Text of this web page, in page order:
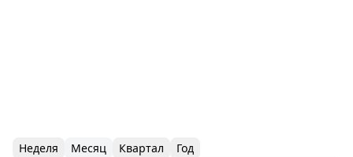
Неделя Месяц Квартал Год